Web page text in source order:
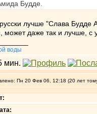
Будде.
лучше "Слава Будде
может даже так и лучше, с
воды
Пн 20 Фев 06, 12:18 (20 лет